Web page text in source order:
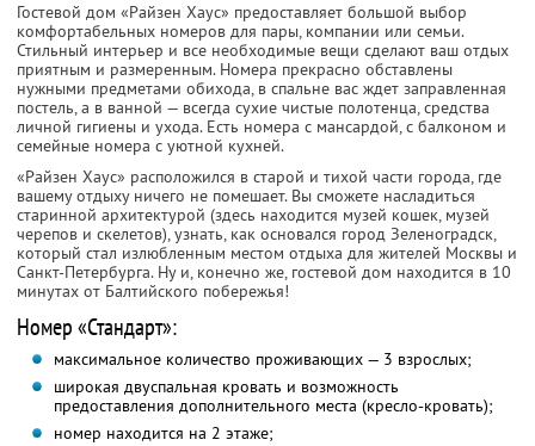
Гостевой дом «Райзен Хаус» предоставляет большой выбор
комфортабельных номеров для пары, компании или семьи.
Стильный интерьер и все необходимые вещи сделают ваш отдых
приятным и размеренным. Номера прекрасно обставлены
нужными предметами обихода, в спальне вас ждет заправленная
постель, а в ванной — всегда сухие чистые полотенца, средства
личной гигиены и ухода. Есть номера с мансардой, с балконом и
семейные номера с уютной кухней.
«Райзен Хаус» расположился в старой и тихой части города, где
вашему отдыху ничего не помешает. Вы сможете насладиться
старинной архитектурой (здесь находится музей кошек, музей
черепов и скелетов), узнать, как основался город Зеленоградск,
который стал излюбленным местом отдыха для жителей Москвы и
Санкт-Петербурга. Ну и, конечно же, гостевой дом находится в 10
минутах от Балтийского побережья!
Номер «Стандарт»:
максимальное количество проживающих — 3 взрослых;
широкая двуспальная кровать и возможность
предоставления дополнительного места (кресло-кровать);
номер находится на 2 этаже;